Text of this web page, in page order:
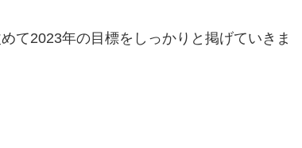
て2023年の目標をしっかりと掲げていきま